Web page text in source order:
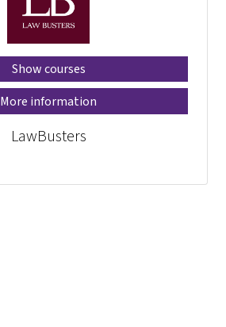
Show courses
More information
LawBusters